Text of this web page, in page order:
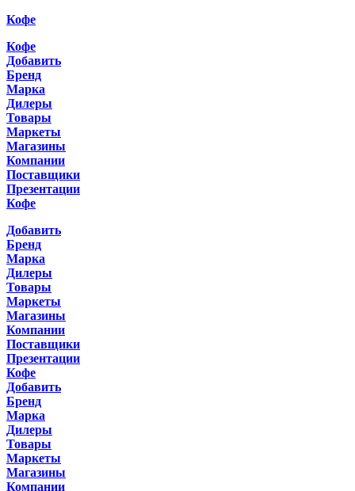
Кофе
Кофе
Добавить
Бренд
Марка
Дилеры
Товары
Маркеты
Магазины
Компании
Поставщики
Презентации
Кофе
Добавить
Бренд
Марка
Дилеры
Товары
Маркеты
Магазины
Компании
Поставщики
Презентации
Кофе
Добавить
Бренд
Марка
Дилеры
Товары
Маркеты
Магазины
Компании